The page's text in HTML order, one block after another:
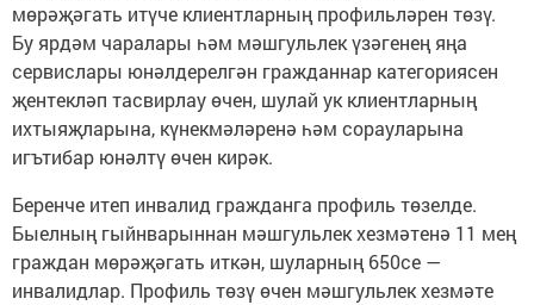
мөрәҗәгать итүче клиентларның профильләрен төзү.
Бу ярдәм чаралары һәм мәшгульлек үзәгенең яңа
сервислары юнәлдерелгән гражданнар категориясен
җентекләп тасвирлау өчен, шулай ук клиентларның
ихтыяҗларына, күнекмәләренә һәм сорауларына
игътибар юнәлтү өчен кирәк.
Беренче итеп инвалид гражданга профиль төзелде.
Быелның гыйнварыннан мәшгульлек хезмәтенә 11 мең
граждан мөрәҗәгать иткән, шуларның 650се —
инвалидлар. Профиль төзү өчен мәшгульлек хезмәте